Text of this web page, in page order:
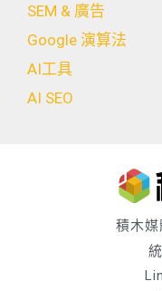
SEM & 廣告
Google 演算法
AI工具
AI SEO
積木媒